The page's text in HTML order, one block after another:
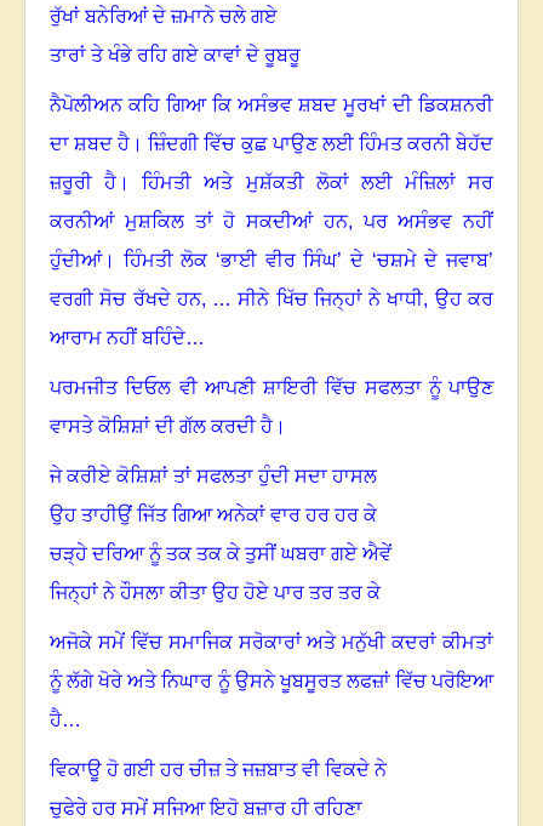
ਰੁੱਖਾਂ ਬਨੇਰਿਆਂ ਦੇ ਜ਼ਮਾਨੇ ਚਲੇ ਗਏ
ਤਾਰਾਂ ਤੇ ਖੰਭੇ ਰਹਿ ਗਏ ਕਾਵਾਂ ਦੇ ਰੂਬਰੂ
ਨੈਪੋਲੀਅਨ ਕਹਿ ਗਿਆ ਕਿ ਅਸੰਭਵ ਸ਼ਬਦ ਮੂਰਖਾਂ ਦੀ ਡਿਕਸ਼ਨਰੀ
ਦਾ ਸ਼ਬਦ ਹੈ ।ਜ਼ਿੰਦਗੀ ਵਿੱਚ ਕੁਛ ਪਾਉਣ ਲਈ ਹਿੰਮਤ ਕਰਨੀ ਬੇਹੱਦ
ਜ਼ਰੂਰੀ ਹੈ ।ਹਿੰਮਤੀ ਅਤੇ ਮੁਸ਼ੱਕਤੀ ਲੋਕਾਂ ਲਈ ਮੰਜ਼ਿਲਾਂ ਸਰ
ਕਰਨੀਆਂ ਮੁਸ਼ਕਿਲ ਤਾਂ ਹੋ ਸਕਦੀਆਂ ਹਨ,ਪਰ ਅਸੰਭਵ ਨਹੀਂ
ਹੁੰਦੀਆਂ। ਹਿੰਮਤੀ ਲੋਕ ‘ਭਾਈ ਵੀਰ ਸਿੰਘ’ ਦੇ ‘ਚਸ਼ਮੇ ਦੇ ਜਵਾਬ’
ਵਰਗੀ ਸੋਚ ਰੱਖਦੇ ਹਨ, …ਸੀਨੇ ਖਿੱਚ ਜਿਨ੍ਹਾਂ ਨੇ ਖਾਧੀ, ਉਹ ਕਰ
ਆਰਾਮ ਨਹੀਂ ਬਹਿੰਦੇ…
ਪਰਮਜੀਤ ਦਿਓਲ ਵੀ ਆਪਣੀ ਸ਼ਾਇਰੀ ਵਿੱਚ ਸਫਲਤਾ ਨੂੰ ਪਾਉਣ
ਵਾਸਤੇ ਕੋਸ਼ਿਸ਼ਾਂ ਦੀ ਗੱਲ ਕਰਦੀ ਹੈ ।
ਜੇ ਕਰੀਏ ਕੋਸ਼ਿਸ਼ਾਂ ਤਾਂ ਸਫਲਤਾ ਹੁੰਦੀ ਸਦਾ ਹਾਸਲ
ਉਹ ਤਾਹੀਉਂ ਜਿੱਤ ਗਿਆ ਅਨੇਕਾਂ ਵਾਰ ਹਰ ਹਰ ਕੇ
ਚੜ੍ਹੇ ਦਰਿਆ ਨੂੰ ਤਕ ਤਕ ਕੇ ਤੁਸੀਂ ਘਬਰਾ ਗਏ ਐਵੇਂ
ਜਿਨ੍ਹਾਂ ਨੇ ਹੌਸਲਾ ਕੀਤਾ ਉਹ ਹੋਏ ਪਾਰ ਤਰ ਤਰ ਕੇ
ਅਜੋਕੇ ਸਮੇਂ ਵਿੱਚ ਸਮਾਜਿਕ ਸਰੋਕਾਰਾਂ ਅਤੇ ਮਨੁੱਖੀ ਕਦਰਾਂ ਕੀਮਤਾਂ
ਨੂੰ ਲੱਗੇ ਖੋਰੇ ਅਤੇ ਨਿਘਾਰ ਨੂੰ ਉਸਨੇ ਖੂਬਸੂਰਤ ਲਫਜ਼ਾਂ ਵਿੱਚ ਪਰੋਇਆ
ਹੈ…
ਵਿਕਾਊ ਹੋ ਗਈ ਹਰ ਚੀਜ਼ ਤੇ ਜਜ਼ਬਾਤ ਵੀ ਵਿਕਦੇ ਨੇ
ਚੁਫੇਰੇ ਹਰ ਸਮੇਂ ਸਜਿਆ ਇਹੋ ਬਜ਼ਾਰ ਹੀ ਰਹਿਣਾ